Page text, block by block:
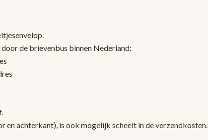
de brievenbus binnen Nederland:
en achterkant), is ook mogelijk scheelt in de verzendkosten.